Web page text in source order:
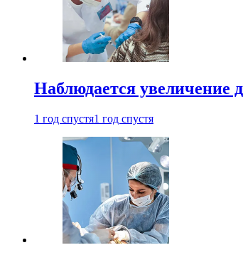
Наблюдается
1 год спустя1 год спустя